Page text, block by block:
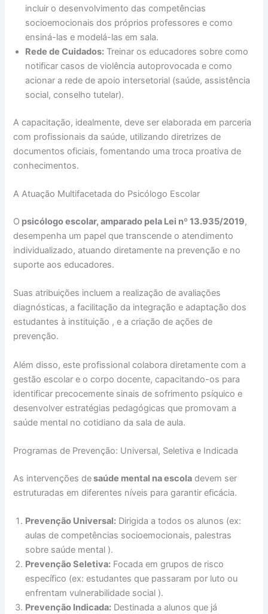
incluir o desenvolvimento das competências
socioemocionais dos próprios professores e como
ensiná-las e modelá-las em sala.
Rede de Cuidados: Treinar os educadores sobre como
notificar casos de violência autoprovocada e como
acionar a rede de apoio intersetorial (saúde, assistência
social, conselho tutelar).
A capacitação, idealmente, deve ser elaborada em parceria
com profissionais da saúde, utilizando diretrizes de
documentos oficiais, fomentando uma troca proativa de
conhecimentos.
A Atuação Multifacetada do Psicólogo Escolar
O psicólogo escolar, amparado pela Lei nº 13.935/2019,
desempenha um papel que transcende o atendimento
individualizado, atuando diretamente na prevenção e no
suporte aos educadores.
Suas atribuições incluem a realização de avaliações
diagnósticas, a facilitação da integração e adaptação dos
estudantes à instituição , e a criação de ações de
prevenção.
Além disso, este profissional colabora diretamente com a
gestão escolar e o corpo docente, capacitando-os para
identificar precocemente sinais de sofrimento psíquico e
desenvolver estratégias pedagógicas que promovam a
saúde mental no cotidiano da sala de aula.
Programas de Prevenção: Universal, Seletiva e Indicada
As intervenções desaúde mental na escola devem ser
estruturadas em diferentes níveis para garantir eficácia.
Prevenção Universal: Dirigida a todos os alunos (ex:
aulas de competências socioemocionais, palestras
sobre saúde mental ).
Prevenção Seletiva: Focada em grupos de risco
específico (ex: estudantes que passaram por luto ou
enfrentam vulnerabilidade social ).
Prevenção Indicada: Destinada a alunos que já